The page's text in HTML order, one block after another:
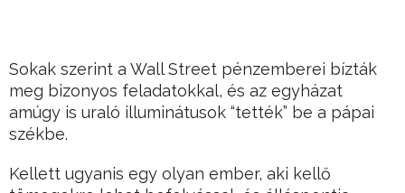
Sokak szerint a Wall Street pénzemberei bízták
meg bizonyos feladatokkal, és az egyházat
amúgy is uraló illuminátusok “tették” be a pápai
székbe.
Kellett ugyanis egy olyan ember, aki kellő